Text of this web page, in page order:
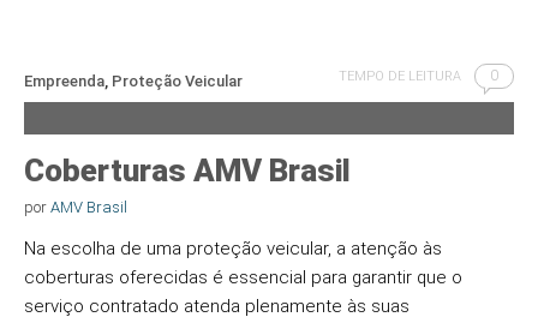
TEMPO DE LEITURA 0
Empreenda, Proteção Veicular
Coberturas AMV Brasil
por AMV Brasil
Na escolha de uma proteção veicular, a atenção às
coberturas oferecidas é essencial para garantir que o
serviço contratado atenda plenamente às suas